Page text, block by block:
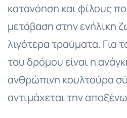
κατανόηση και φίλους
μετάβαση στην ενήλικη
λιγότερα τραύματα. Για
του δρόμου είναι η
ανθρώπινη κουλτούρα
αντιμάχεται την